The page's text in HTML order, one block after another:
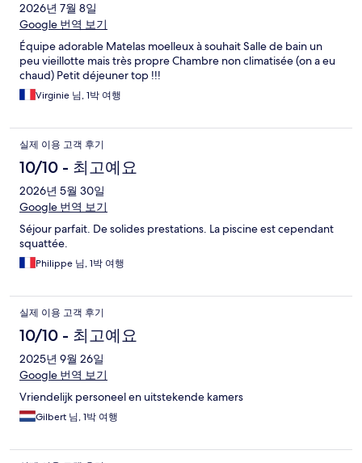
2026년 7월 8일
Google 번역 보기
Équipe adorable Matelas moelleux à souhait Salle de bain un
peu vieillotte mais très propre Chambre non climatisée (on a eu
chaud) Petit déjeuner top !!!
Virginie 님, 1박 여행
실제 이용 고객 후기
10/10 - 최고예요
2026년 5월 30일
Google 번역 보기
Séjour parfait. De solides prestations. La piscine est cependant
squattée.
Philippe 님, 1박 여행
실제 이용 고객 후기
10/10 - 최고예요
2025년 9월 26일
Google 번역 보기
Vriendelijk personeel en uitstekende kamers
Gilbert 님, 1박 여행